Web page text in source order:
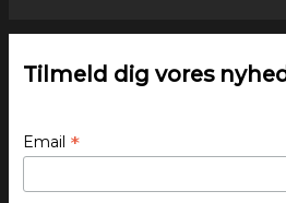
Tilmeld dig vores
Email *